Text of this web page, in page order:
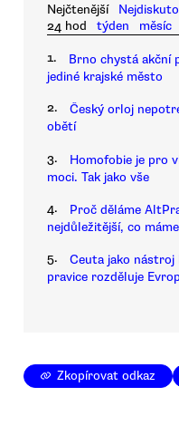
Nejčtenější
24 hod
týden měsíc
1.
Brno chystá akční
jediné krajské město
2.
Český orloj
obětí
3.
Homofobie je pro
moci. Tak jako vše
4.
Proč děláme
nejdůležitější, co máme
5.
Ceuta jako nástroj
pravice rozděluje
Zkopírovat odkaz